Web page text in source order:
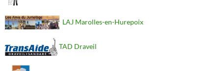
LAJ Marolles-en-Hurepoix
TAD Draveil